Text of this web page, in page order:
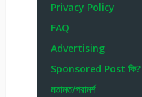
Privacy Policy
FAQ
Advertising
Sponsored Post কি?
মতামত/পরামর্শ